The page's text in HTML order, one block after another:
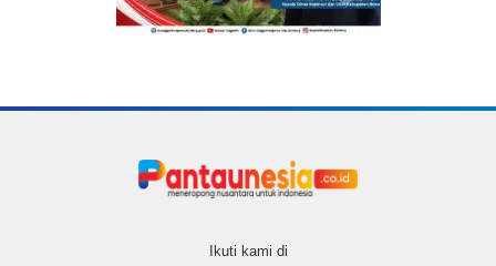
Ikuti kami di